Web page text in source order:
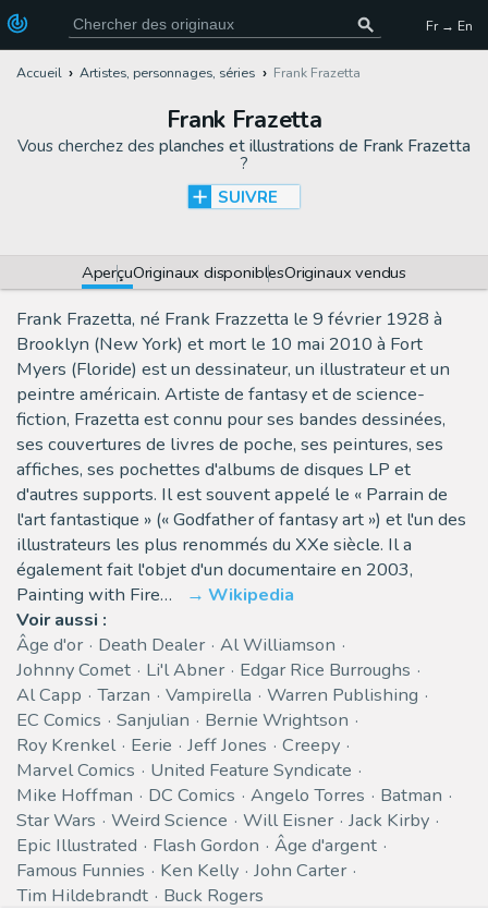
Fr → En
Accueil Artistes, personnages, séries Frank Frazetta
Frank Frazetta
Vous cherchez des planches et illustrations de Frank Frazetta
?
SUIVRE
AperçuOriginaux disponiblesOriginaux vendus
Frank Frazetta, né Frank Frazzetta le 9 février 1928 à
Brooklyn (New York) et mort le 10 mai 2010 à Fort
Myers (Floride) est un dessinateur, un illustrateur et un
peintre américain. Artiste de fantasy et de science-
fiction, Frazetta est connu pour ses bandes dessinées,
ses couvertures de livres de poche, ses peintures, ses
affiches, ses pochettes d'albums de disques LP et
d'autres supports. Il est souvent appelé le « Parrain de
l'art fantastique » (« Godfather of fantasy art ») et l'un des
illustrateurs les plus renommés du XXe siècle. Il a
également fait l'objet d'un documentaire en 2003,
Painting with Fire…
Wikipedia
Voir aussi :
Âge d'or
Death Dealer
Al Williamson
Johnny Comet
Li'l Abner
Edgar Rice Burroughs
Al Capp
Tarzan Vampirella
Warren Publishing
EC Comics
Sanjulian
Bernie Wrightson
Roy Krenkel
Eerie Jeff Jones
Creepy
Marvel Comics
United Feature Syndicate
Mike Hoffman
DC Comics Angelo Torres
Batman
Star Wars
Weird Science Will Eisner
Jack Kirby
Epic Illustrated
Flash Gordon
Âge d'argent
Famous Funnies
Ken Kelly
John Carter
Tim Hildebrandt
Buck Rogers